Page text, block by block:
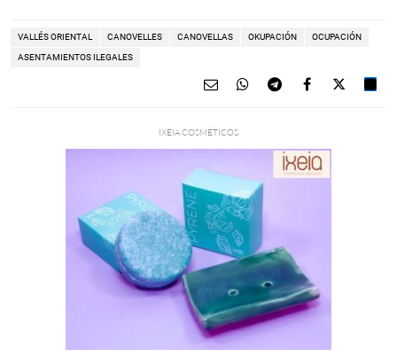
VALLÉS ORIENTAL CANOVELLES CANOVELLAS OKUPACIÓN OCUPACIÓN
ASENTAMIENTOS ILEGALES